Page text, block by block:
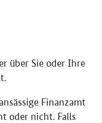
über Sie oder Ihre
Finanzamt
oder nicht. Falls